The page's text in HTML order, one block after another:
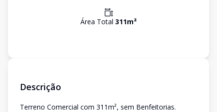
Área Total 311m²
Descrição
Terreno Comercial com 311m², sem Benfeitorias.